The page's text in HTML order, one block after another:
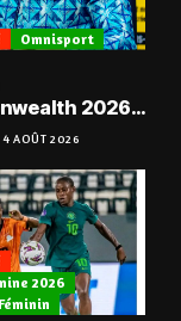
Omnisport
2026 :
ne
pas du ciel »,
Boukpeti
4 AOÛT 2026
2026